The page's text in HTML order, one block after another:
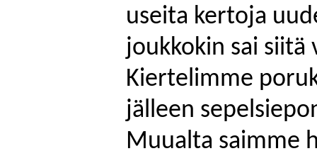
useita kertoja
joukkokin sai siitä
Kiertelimme
jälleen
Muualta saimme